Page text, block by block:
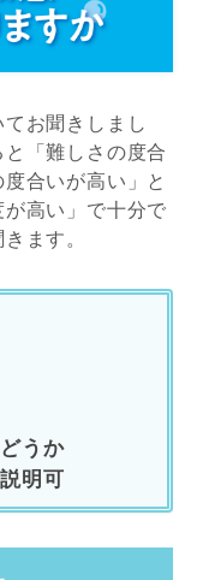
お聞きしまし
「難しさの度合
合いが高い」と
高い」で十分で
ます。
うか
明可